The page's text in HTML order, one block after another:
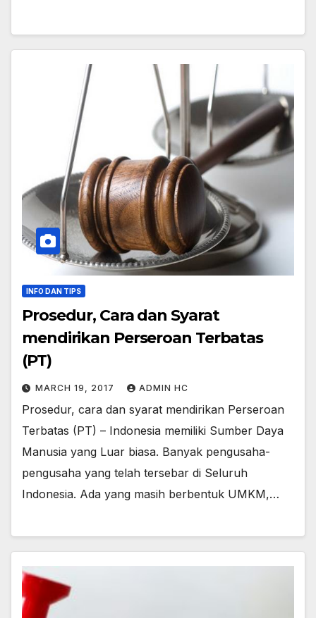
INFO DAN TIPS
Prosedur, Cara dan Syarat
mendirikan Perseroan Terbatas
(PT)
MARCH 19, 2017 ADMIN HC
Prosedur, cara dan syarat mendirikan Perseroan
Terbatas (PT) – Indonesia memiliki Sumber Daya
Manusia yang Luar biasa. Banyak pengusaha-
pengusaha yang telah tersebar di Seluruh
Indonesia. Ada yang masih berbentuk UMKM,…